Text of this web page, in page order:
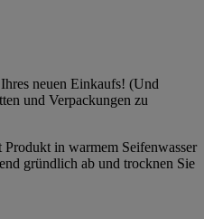
neuen Einkaufs! (Und
und Verpackungen zu
Produkt in warmem Seifenwasser
gründlich ab und trocknen Sie